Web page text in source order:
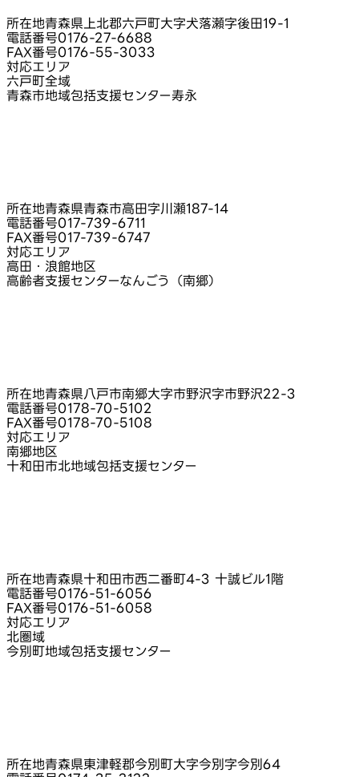
所在地青森県上北郡六戸町大字犬落瀬字後田19-1
電話番号0176-27-6688
FAX番号0176-55-3033
対応エリア
六戸町全域
青森市地域包括支援センター寿永
所在地青森県青森市高田字川瀬187-14
電話番号017-739-6711
FAX番号017-739-6747
対応エリア
高田・浪館地区
高齢者支援センターなんごう（南郷）
所在地青森県八戸市南郷大字市野沢字市野沢22‑3
電話番号0178-70-5102
FAX番号0178-70-5108
対応エリア
南郷地区
十和田市北地域包括支援センター
所在地青森県十和田市西二番町4-3 十誠ビル1階
電話番号0176-51-6056
FAX番号0176-51-6058
対応エリア
北圏域
今別町地域包括支援センター
所在地青森県東津軽郡今別町大字今別字今別64